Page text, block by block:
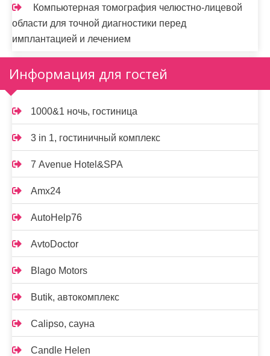
Компьютерная томография челюстно-лицевой
области для точной диагностики перед
имплантацией и лечением
Информация для гостей
1000&1 ночь, гостиница
3 in 1, гостиничный комплекс
7 Avenue Hotel&SPA
Amx24
AutoHelp76
AvtoDoctor
Blago Motors
Butik, автокомплекс
Calipso, сауна
Candle Helen